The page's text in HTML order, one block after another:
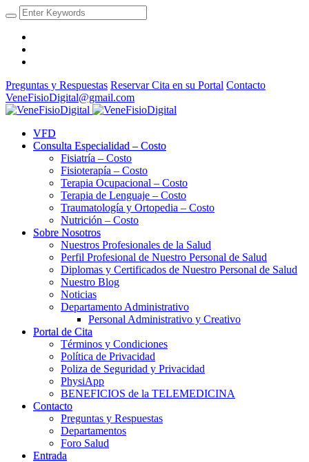
Preguntas y Respuestas Reservar Cita en su Portal Contacto
VeneFisioDigital@gmail.com
VFD
Consulta Especialidad – Costo
Fisiatría – Costo
Fisioterapía – Costo
Terapia Ocupacional – Costo
Terapia de Lenguaje – Costo
Traumatología y Ortopedia – Costo
Nutrición – Costo
Sobre Nosotros
Nuestros Profesionales de la Salud
Perfil Profesional de Nuestro Personal de Salud
Diplomas y Certificados de Nuestro Personal de Salud
Nuestro Blog
Noticias
Departamento Administrativo
Personal Administrativo y Creativo
Portal de Cita
Términos y Condiciones
Política de Privacidad
Poliza de Seguridad y Privacidad
PhysiApp
BENEFICIOS de la TELEMEDICINA
Contacto
Preguntas y Respuestas
Departamentos
Foro Salud
Entrada